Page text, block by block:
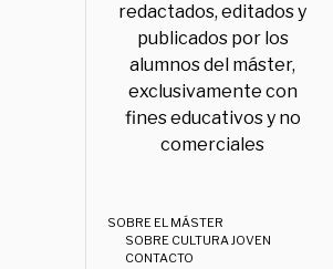
redactados, editados y
publicados por los
alumnos del máster,
exclusivamente con
fines educativos y no
comerciales
SOBRE EL MÁSTER
SOBRE CULTURA JOVEN
CONTACTO